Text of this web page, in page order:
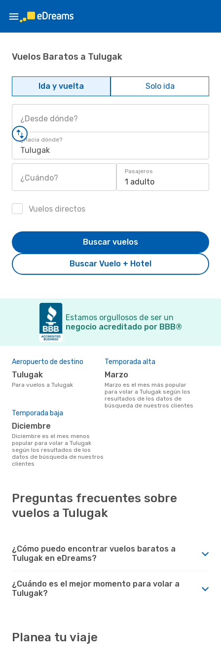
Vuelos Baratos a Tulugak
Ida y vuelta Solo ida
¿Desde dónde?
¿Hacia dónde?
Tulugak
¿Cuándo?
Pasajeros
1 adulto
Vuelos directos
Buscar Vuelo + Hotel
Buscar vuelos
Estamos orgullosos de ser un
negocio acreditado por BBB®
Aeropuerto de destino
Tulugak
Para vuelos a Tulugak
Temporada alta
marzo
marzo es el mes más popular
para volar a Tulugak según los
resultados de los datos de
búsqueda de nuestros clientes
Temporada baja
diciembre
diciembre es el mes menos
popular para volar a Tulugak
según los resultados de los
datos de búsqueda de nuestros
clientes
Preguntas frecuentes sobre
vuelos a Tulugak
¿Cómo puedo encontrar vuelos baratos a
Tulugak en eDreams?
¿Cuándo es el mejor momento para volar a
Tulugak?
Planea tu viaje